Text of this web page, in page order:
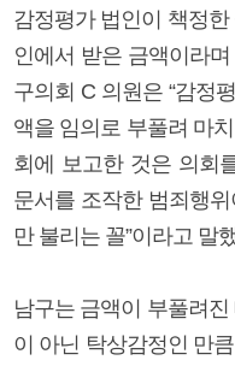
감정평가 법인이 책정
인에서 받은 금액이라
구의회 C 의원은 “감정
액을 임의로 부풀려 마
회에 보고한 것은 의회
문서를 조작한 범죄행
만 불리는 꼴”이라고 말
남구는 금액이 부풀려
이 아닌 탁상감정인 만